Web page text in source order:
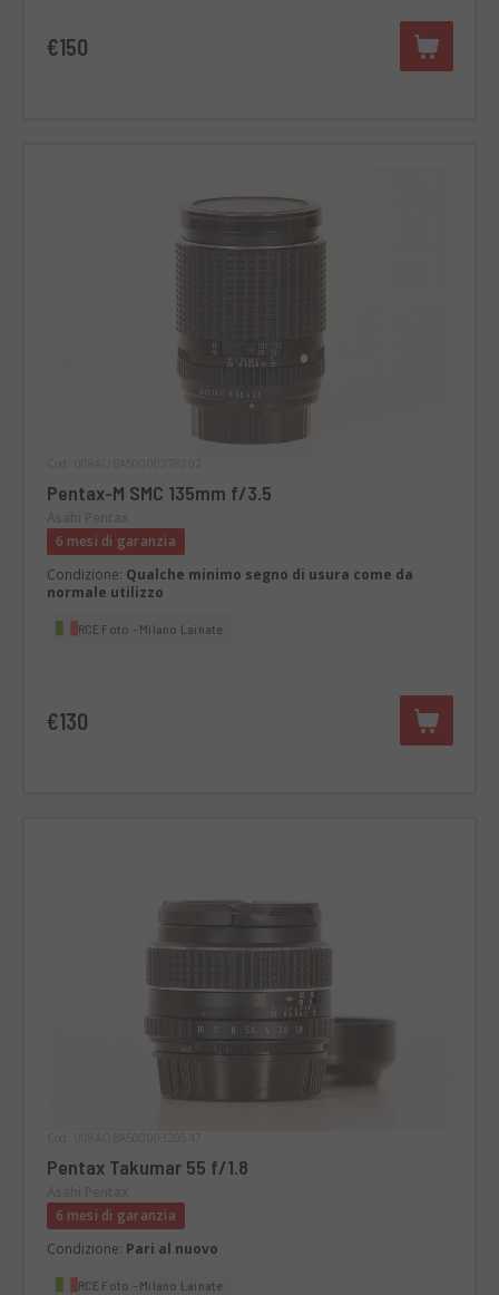
€150
Pentax-M SMC 135mm f/3.5
6 mesi di garanzia
Condizione: Qualche minimo segno di usura come da
normale utilizzo
RCE Foto - Milano Lainate
€130
Pentax Takumar 55 f/1.8
6 mesi di garanzia
Condizione: Pari al nuovo
RCE Foto - Milano Lainate